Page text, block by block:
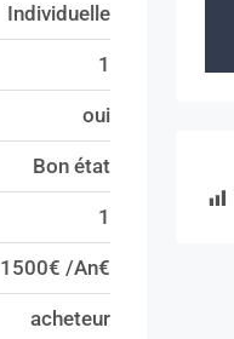
Individuelle
1
oui
Bon état
1
1500€ /An€
acheteur